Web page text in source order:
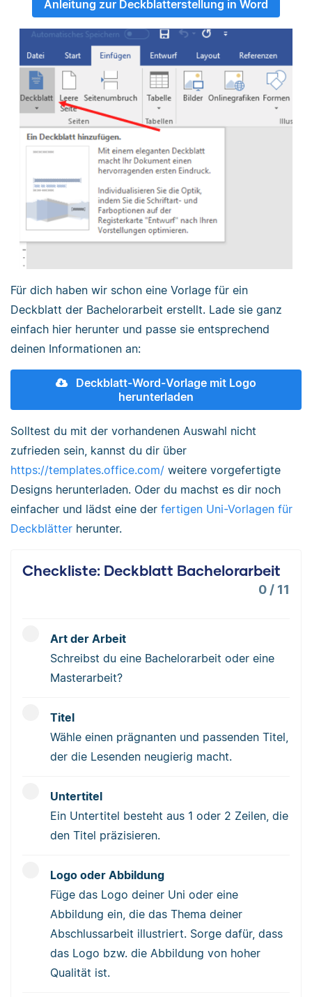
Anleitung zur Deckblatterstellung in Word
Für dich haben wir schon eine Vorlage für ein
Deckblatt der Bachelorarbeit erstellt. Lade sie ganz
einfach hier herunter und passe sie entsprechend
deinen Informationen an:
Deckblatt-Word-Vorlage mit Logo
herunterladen
Solltest du mit der vorhandenen Auswahl nicht
zufrieden sein, kannst du dir über
https://templates.office.com/ weitere vorgefertigte
Designs herunterladen. Oder du machst es dir noch
einfacher und lädst eine der fertigen Uni-Vorlagen für
Deckblätter herunter.
Checkliste: Deckblatt Bachelorarbeit
0 / 11
Art der Arbeit
Schreibst du eine Bachelorarbeit oder eine
Masterarbeit?
Titel
Wähle einen prägnanten und passenden Titel,
der die Lesenden neugierig macht.
Untertitel
Ein Untertitel besteht aus 1 oder 2 Zeilen, die
den Titel präzisieren.
Logo oder Abbildung
Füge das Logo deiner Uni oder eine
Abbildung ein, die das Thema deiner
Abschlussarbeit illustriert. Sorge dafür, dass
das Logo bzw. die Abbildung von hoher
Qualität ist.